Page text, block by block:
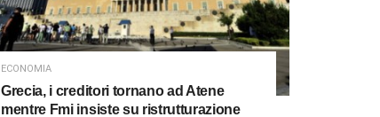
ECONOMIA
Grecia, i creditori tornano ad Atene
mentre Fmi insiste su ristrutturazione